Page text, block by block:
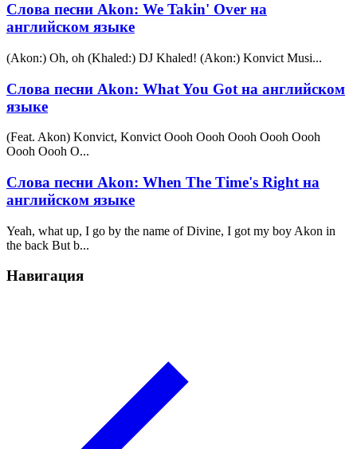
Слова песни Akon: We Takin' Over на
английском языке
(Akon:) Oh, oh (Khaled:) DJ Khaled! (Akon:) Konvict Musi...
Слова песни Akon: What You Got на английском
языке
(Feat. Akon) Konvict, Konvict Oooh Oooh Oooh Oooh Oooh
Oooh Oooh O...
Слова песни Akon: When The Time's Right на
английском языке
Yeah, what up, I go by the name of Divine, I got my boy Akon in
the back But b...
Навигация